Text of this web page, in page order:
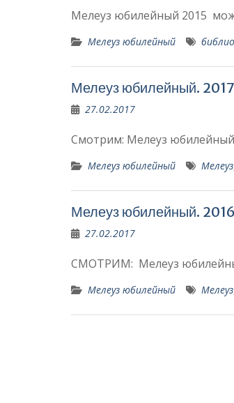
Мелеуз
Мелеуз юбилейный
Мелеуз юбилейный. 2017
27.02.2017
Смотрим: Мелеуз
Мелеуз юбилейный Мелеуз
Мелеуз юбилейный. 2016
27.02.2017
СМОТРИМ: Мелеуз
Мелеуз юбилейный Мелеуз